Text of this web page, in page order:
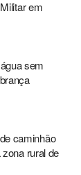
em
sem
caminhão
rural de